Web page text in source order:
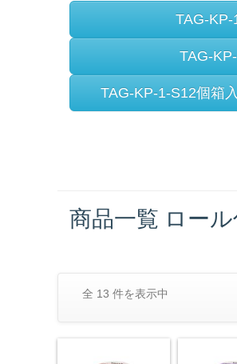
TAG-
TAG-
TAG-KP-1-S12個箱
商品一覧 ロー
全 13 件を表示中